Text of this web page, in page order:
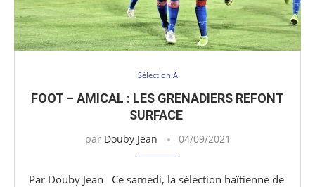
Sélection A
FOOT – AMICAL : LES GRENADIERS REFONT
SURFACE
par Douby Jean 04/09/2021
Par Douby Jean Ce samedi, la sélection haïtienne de